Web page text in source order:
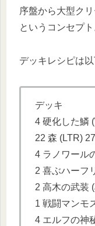
序盤から大型ク
というコンセプト
デッキレシピは以
デッキ
4 硬化した鱗
22 森 (LTR)
4 ラノワール
2 喜ぶハーフ
2 高木の武装
1 戦闘マンモ
4 エルフの神